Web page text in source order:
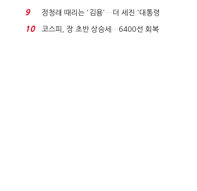
격…추미애, 20년...
9
정청래 때리는 '김용'…더 세진 '대통령
최측근' 입...
10
코스피, 장 초반 상승세…6400선 회복